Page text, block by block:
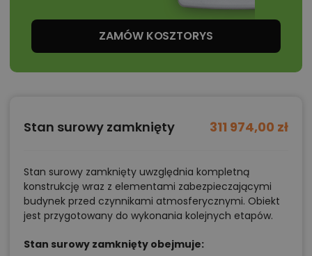
ZAMÓW KOSZTORYS
Stan surowy zamknięty 311 974,00 zł
Stan surowy zamknięty uwzględnia kompletną
konstrukcję wraz z elementami zabezpieczającymi
budynek przed czynnikami atmosferycznymi. Obiekt
jest przygotowany do wykonania kolejnych etapów.
Stan surowy zamknięty obejmuje: